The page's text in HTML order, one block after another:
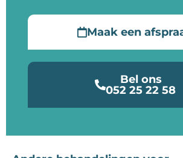
Maak een
Bel ons
052 25 22 58